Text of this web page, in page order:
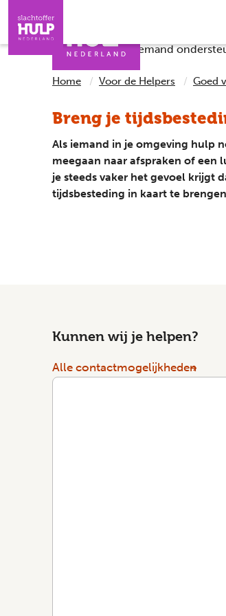
Checklists Iemand
Home Voor de Helpers Goed
Breng je
Als iemand in je omgeving hulp
meegaan naar afspraken of een
je steeds vaker het gevoel krijgt
tijdsbesteding in kaart te
Kunnen wij je helpen?
Alle contactmogelijkheden